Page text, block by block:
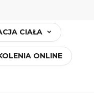
CIAŁA
ONLINE